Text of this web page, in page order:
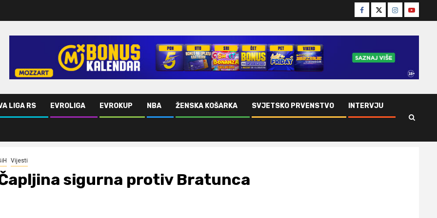
Facebook
TwitterInstagram
Youtube
LIGA RS EVROLIGA EVROKUP NBA ŽENSKA KOŠARKA SVJETSKO PRVENSTVO INTERVJU
Vijesti
sigurna protiv Bratunca